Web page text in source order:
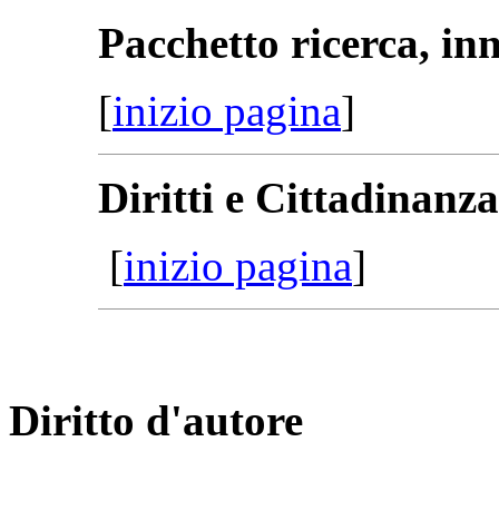
Pacchetto ricerca,
[inizio pagina]
Diritti e Cittadinanza
[inizio pagina]
Diritto d'autore